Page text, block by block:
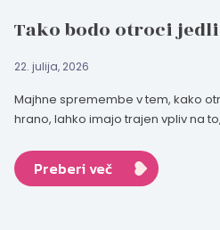
Tako bodo otroci
22. julija, 2026
Majhne spremembe v tem, kako
hrano, lahko imajo trajen vpliv na
Preberi več